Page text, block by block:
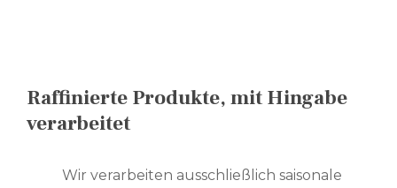
Raffinierte Produkte, mit Hingabe
verarbeitet
Wir verarbeiten ausschließlich saisonale